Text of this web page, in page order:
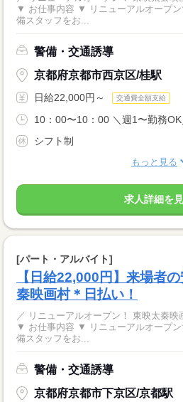
▼ お仕事内容 ▼ リニューアルオープン
備スタッフをお...
警備・交通誘導
京都府京都市西京区/桂駅
日給22,000円～ 交通費全額支給
10：00〜10：00 ＼週1〜勤務OK
シフト制
もっと見る
求人詳細を
[パート・アルバイト]
【日給22,000円】来場者
秦映画村＊日払い！
／ リニューアルオープン！ 東映太秦映
▼ お仕事内容 ▼ リニューアルオープン
備スタッフをお...
警備・交通誘導
京都府京都市下京区/京都駅